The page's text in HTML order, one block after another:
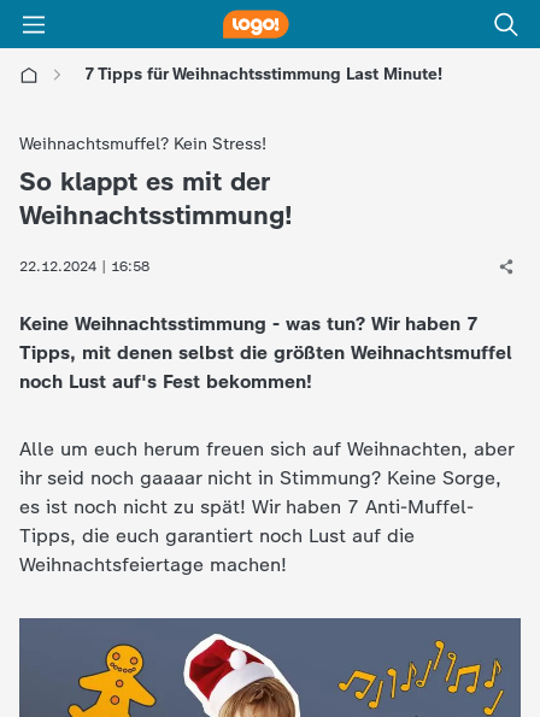
7 Tipps für Weihnachtsstimmung Last Minute!
o
d
Weihnachtsmuffel? Kein Stress!
:
So klappt es mit der
Weihnachtsstimmung!
22.12.2024 | 16:58
Keine Weihnachtsstimmung - was tun? Wir haben 7
Tipps, mit denen selbst die größten Weihnachtsmuffel
noch Lust auf's Fest bekommen!
Alle um euch herum freuen sich auf Weihnachten, aber
ihr seid noch gaaaar nicht in Stimmung? Keine Sorge,
es ist noch nicht zu spät! Wir haben 7 Anti-Muffel-
Tipps, die euch garantiert noch Lust auf die
Weihnachtsfeiertage machen!